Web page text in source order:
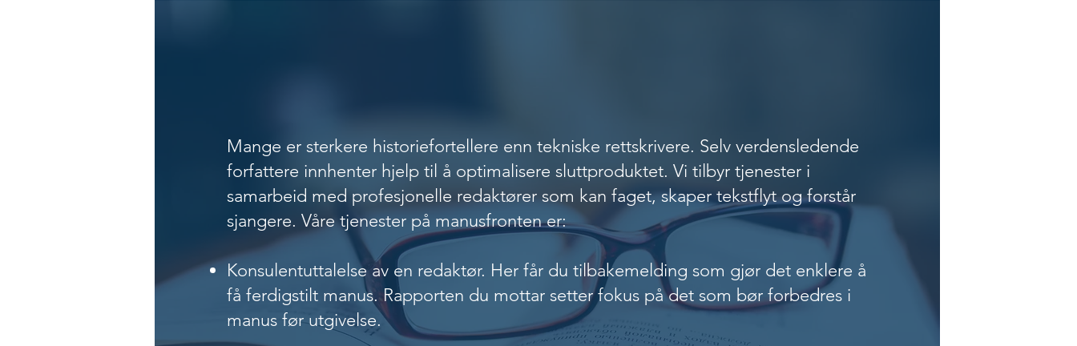
Mange er sterkere historiefortellere enn tekniske rettskrivere. Selv verdensledende
forfattere innhenter hjelp til å optimalisere sluttproduktet. Vi tilbyr tjenester i
samarbeid med profesjonelle redaktører som kan faget, skaper tekstflyt og forstår
sjangere. Våre tjenester på manusfronten er:
Konsulentuttalelse av en redaktør. Her får du tilbakemelding som gjør det enklere å
få ferdigstilt manus. Rapporten du mottar setter fokus på det som bør forbedres i
manus før utgivelse.